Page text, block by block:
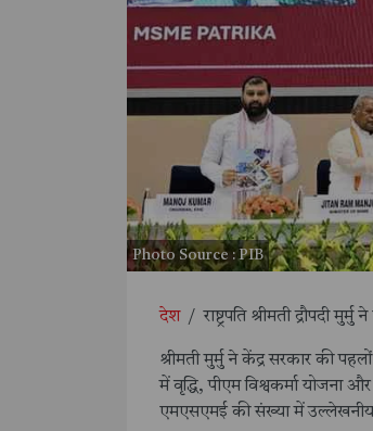
Photo Source : PIB
देश / राष्ट्रपति श्रीमती
श्रीमती मुर्मु ने केंद्र सरकार की
में वृद्धि, पीएम विश्वकर्मा योजना
एमएसएमई की संख्या में उल्लेखनीय